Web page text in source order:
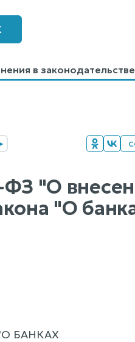
в законодательстве
"О
"О
БАНКАХ